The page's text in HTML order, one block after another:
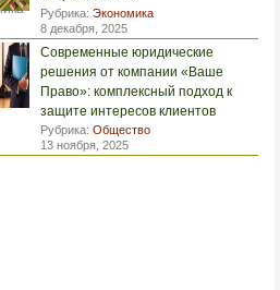
Рубрика: Экономика
8 декабря, 2025
Современные юридические
решения от компании «Ваше
Право»: комплексный подход к
защите интересов клиентов
Рубрика: Общество
13 ноября, 2025